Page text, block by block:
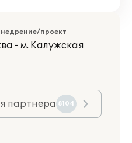
проект
- м. Калужская
партнера 8104